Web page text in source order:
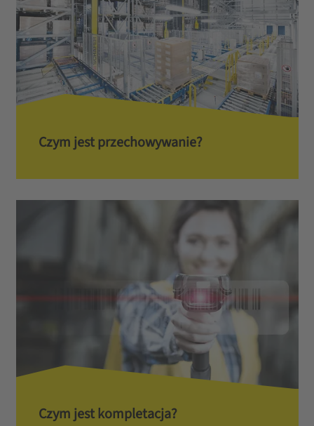
Czym jest przechowywanie?
Czym jest kompletacja?